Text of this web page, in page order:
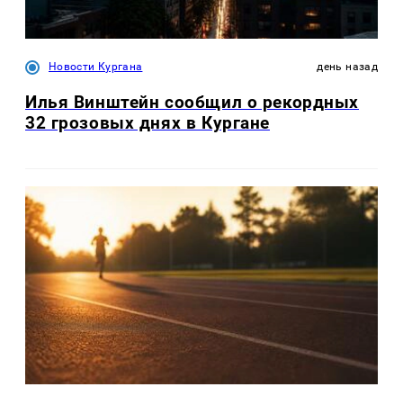
Новости Кургана день назад
Илья Винштейн сообщил о рекордных
32 грозовых днях в Кургане